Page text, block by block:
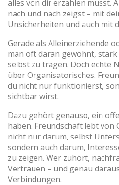
alles von dir erzählen musst.
nach und nach zeigst – mit
Unsicherheiten und auch mit
Gerade als Alleinerziehende
man oft daran gewöhnt,
selbst zu tragen. Doch echte
über Organisatorisches.
du nicht nur funktionierst,
sichtbar wirst.
Dazu gehört genauso, ein
haben. Freundschaft lebt von
nicht nur darum, selbst
sondern auch darum,
zu zeigen. Wer zuhört,
Vertrauen – und genau
Verbindungen.